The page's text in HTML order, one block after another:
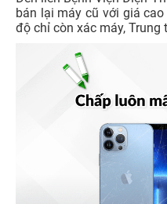
bán lại máy cũ với giá
độ chỉ còn xác máy,